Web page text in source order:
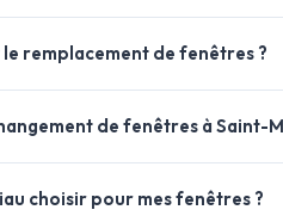
remplacement de fenêtres ?
de fenêtres à Saint-
choisir pour mes fenêtres ?